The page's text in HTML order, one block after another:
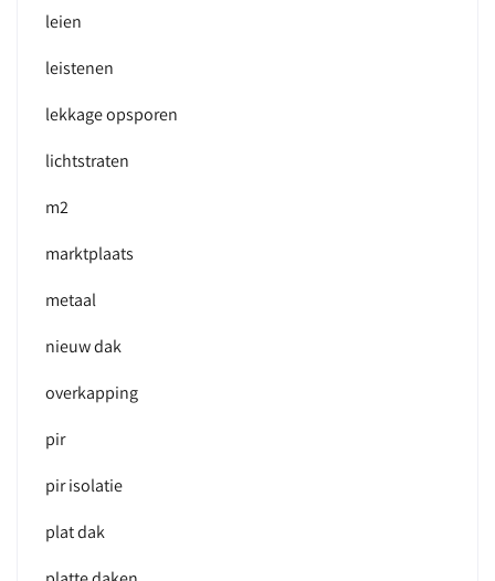
leien
leistenen
lekkage opsporen
lichtstraten
m2
marktplaats
metaal
nieuw dak
overkapping
pir
pir isolatie
plat dak